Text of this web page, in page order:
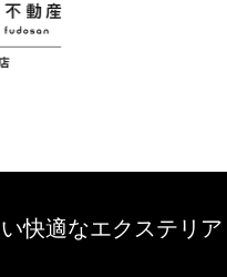
快適なエクステリア